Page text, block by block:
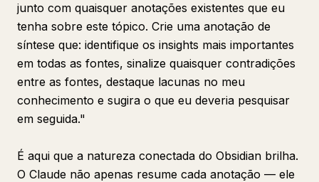
junto com quaisquer anotações existentes que eu
tenha sobre este tópico. Crie uma anotação de
síntese que: identifique os insights mais importantes
em todas as fontes, sinalize quaisquer contradições
entre as fontes, destaque lacunas no meu
conhecimento e sugira o que eu deveria pesquisar
em seguida."
É aqui que a natureza conectada do Obsidian brilha.
O Claude não apenas resume cada anotação — ele